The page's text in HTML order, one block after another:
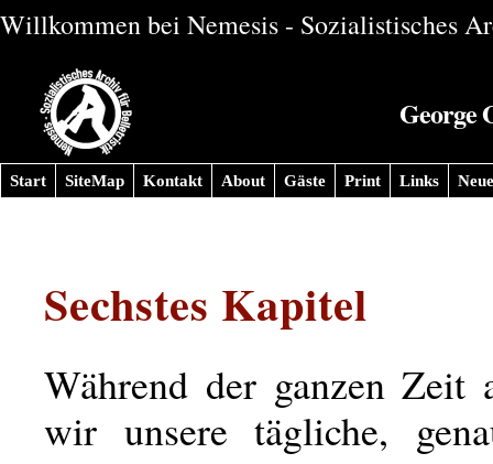
Willkommen bei Nemesis - Sozialistisches
George
Start SiteMap Kontakt About Gäste Print Links
Sechstes Kapitel
Während der ganzen Zeit
wir unsere tägliche,